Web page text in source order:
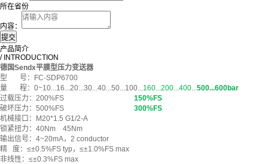
所在省份
内容：
产品简介
/ INTRODUCTION
德国Sendx平膜型压力变送器
型 号：FC-SDP6700
量 程：0~10...16...20...30...40...50...100...160...200...400...500...600bar
过载压力：200%FS 150%FS
破坏压力：500%FS 300%FS
机械接口：M20*1.5 G1/2-A
锁紧扭力：40Nm 45Nm
输出信号：4~20mA，2 conductor
精 度：≤±0.5%FS typ，≤±1.0%FS max
非线性：≤±0.3%FS max